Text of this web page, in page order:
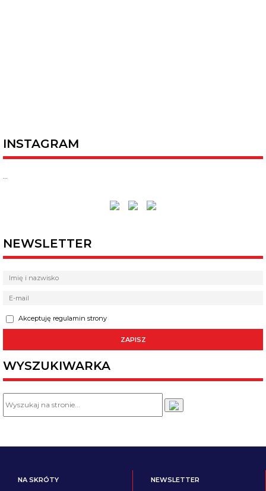
INSTAGRAM
…
NEWSLETTER
Akceptuję regulamin strony
WYSZUKIWARKA
NA SKRÓTY NEWSLETTER